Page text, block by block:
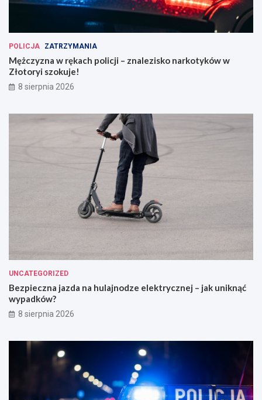
POLICJA ZATRZYMANIA
Mężczyzna w rękach policji – znalezisko narkotyków w
Złotoryi szokuje!
8 sierpnia 2026
UNCATEGORIZED
Bezpieczna jazda na hulajnodze elektrycznej – jak uniknąć
wypadków?
8 sierpnia 2026